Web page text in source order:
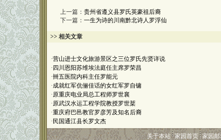
上一篇： 贵州省遵义县罗氏英豪祖后裔
下一篇： 一生为诗的川南黔北诗人罗浮仙
>> 相关文章
·营山进士文化旅游景区之三位罗氏先贤详说
· 四川恩阳苏维埃法庭任主席罗荣昌
·卌五医院内科主任罗能元
·成就红军伉俪佳话的女红军罗自镛
·原重庆电业局总工程师罗世襄
·原武汉水运工程学院教授罗世棻
·重庆府巴邑教官罗彦芳及知名后裔
· 民国通江县长罗文杰
关于本站 家园首页 家园